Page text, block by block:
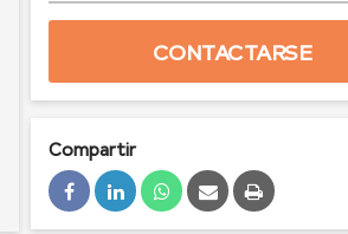
CONTACTARSE
Compartir